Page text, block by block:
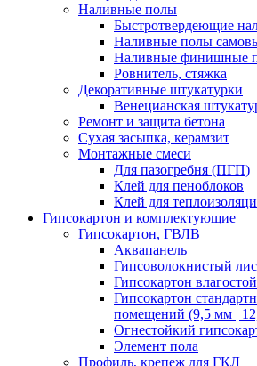
Наливные полы
Быстротвердеющие
Наливные полы
Наливные финишные
Ровнитель, стяжка
Декоративные штукатурки
Венецианская
Ремонт и защита бетона
Сухая засыпка, керамзит
Монтажные смеси
Для пазогребня (ПГП)
Клей для пеноблоков
Клей для
Гипсокартон и комплектующие
Гипсокартон, ГВЛВ
Аквапанель
Гипсоволокнистый
Гипсокартон
Гипсокартон
помещений (9,5 мм |
Огнестойкий
Элемент пола
Профиль, крепеж для ГКЛ